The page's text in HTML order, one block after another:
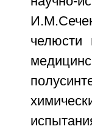
челюсти